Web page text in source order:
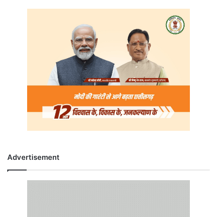
Advertisement